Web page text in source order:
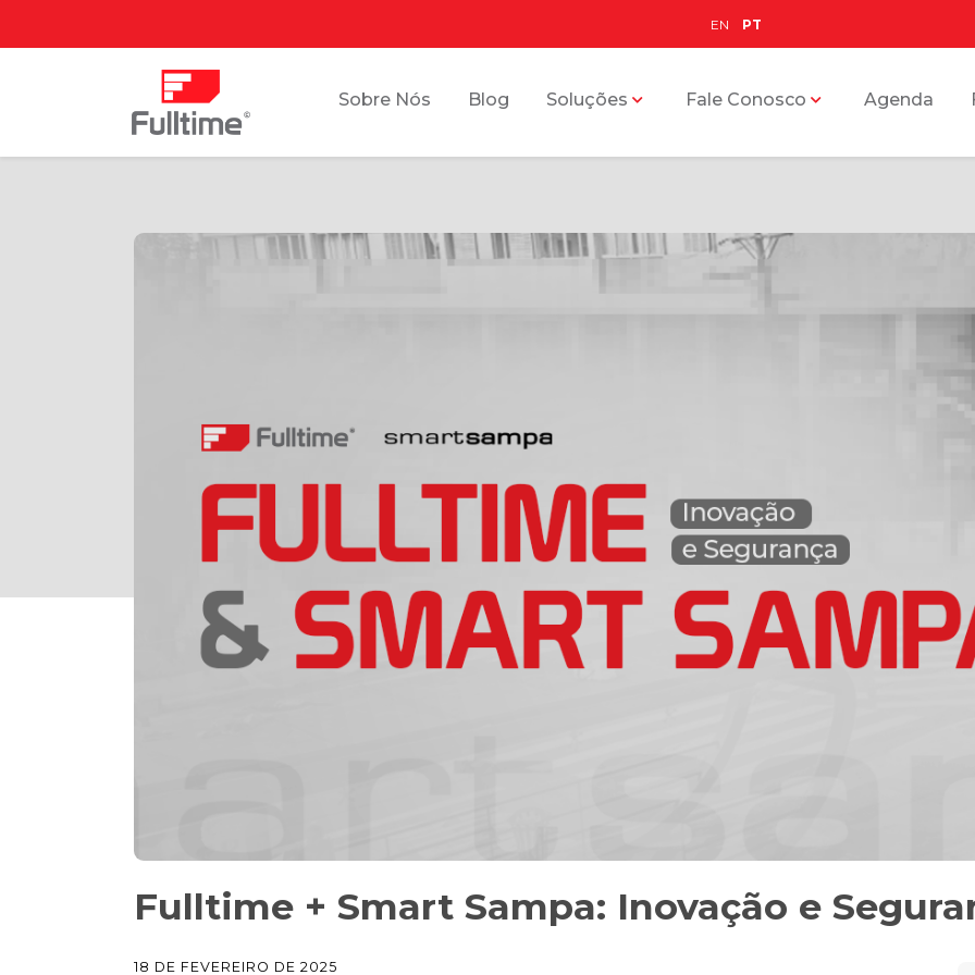
EN PT
Sobre Nós Blog Soluções Fale Conosco Agenda
Fulltime + Smart Sampa: Inovação e
18 DE FEVEREIRO DE 2025